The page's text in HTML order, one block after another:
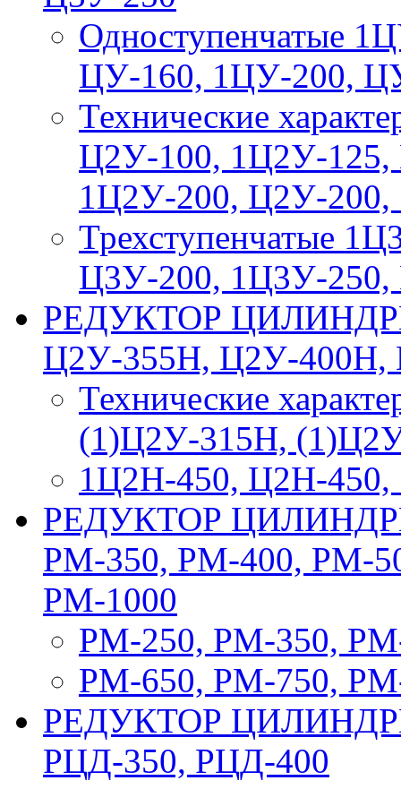
Одноступенчатые
ЦУ-160, 1ЦУ-200,
Технические
Ц2У-100, 1Ц2У-
1Ц2У-200, Ц2У-
Трехступенчатые
Ц3У-200, 1Ц3У-
РЕДУКТОР
Ц2У-355Н, Ц2У-400Н,
Технические
(1)Ц2У-315Н,
1Ц2Н-450, Ц2Н-
РЕДУКТОР
РМ-350, РМ-400, РМ-
РМ-1000
РМ-250, РМ-350,
РМ-650, РМ-750,
РЕДУКТОР
РЦД-350, РЦД-400